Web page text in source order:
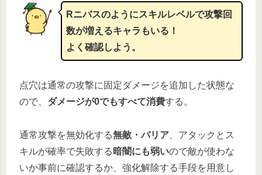
Rニバスのようにスキルレベルで攻撃回
数が増えるキャラもいる！
よく確認しよう。
点穴は通常の攻撃に固定ダメージを追加した状態な
ので、 ダメージが0でもすべて消費する。
通常攻撃を無効化する無敵・バリア 、アタックとス
キルが確率で失敗する 暗闇にも弱いので敵が使わな
いか事前に確認するか、強化解除する手段を用意し